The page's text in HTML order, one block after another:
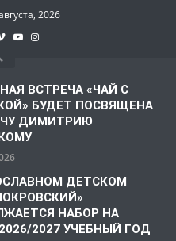
2026
ВСТРЕЧА «ЧАЙ С
БУДЕТ ПОСВЯЩЕНА
ДИМИТРИЮ
ДЕТСКОМ
НАБОР НА
2027 УЧЕБНЫЙ ГОД